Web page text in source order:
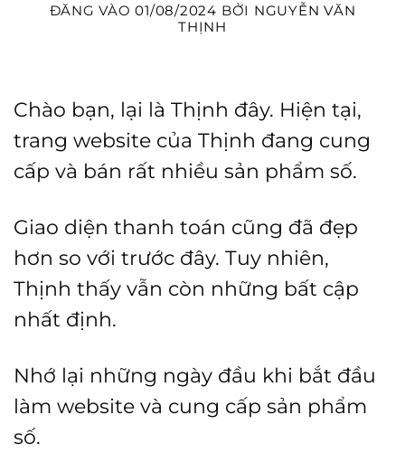
ĐĂNG VÀO01/08/2024 BỞI NGUYỄN VĂN
THỊNH
Chào bạn, lại là Thịnh đây. Hiện tại,
trang website của Thịnh đang cung
cấp và bán rất nhiều sản phẩm số.
Giao diện thanh toán cũng đã đẹp
hơn so với trước đây. Tuy nhiên,
Thịnh thấy vẫn còn những bất cập
nhất định.
Nhớ lại những ngày đầu khi bắt đầu
làm website và cung cấp sản phẩm
số.